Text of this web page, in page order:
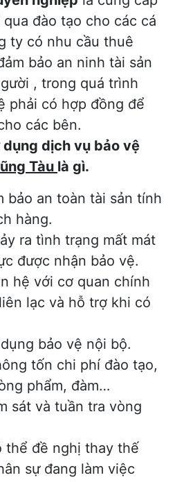
đào tạo cho các cá
ty có nhu cầu thuê
bảo an ninh tài sản
, trong quá trình
phải có hợp đồng để
các bên.
dịch vụ bảo vệ
Tàu là gì.
bảo an toàn tài sản tính
hàng.
ra tình trạng mất mát
được nhận bảo vệ.
hệ với cơ quan chính
lạc và hỗ trợ khi có
bảo vệ nội bộ.
tốn chi phí đào tạo,
phẩm, đàm…
sát và tuần tra vòng
thể đề nghị thay thế
sự đang làm việc